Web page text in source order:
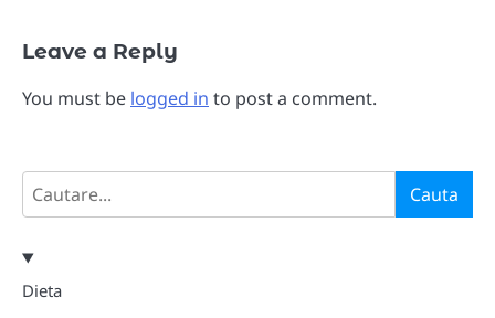
Leave a Reply
You must be logged in to post a comment.
Search Cauta
Dieta